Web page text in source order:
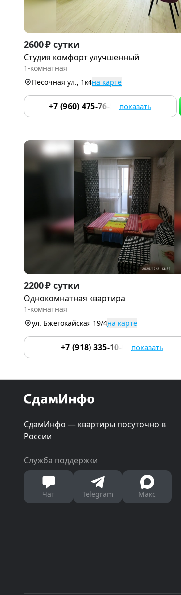
Item
1
of
2600 ₽ сутки
Студия комфорт улучшенный
1-комнатная
Песочная ул., 1к4на карте
+7 (960) 475-76-55 показать
Item
1
of
9
2200 ₽ сутки
Однокомнатная квартира
1-комнатная
ул. Бжегокайская 19/4на карте
+7 (918) 335-10-04 показать
СдамИнфо — квартиры посуточно в
России
Служба поддержки
Чат Telegram Макс